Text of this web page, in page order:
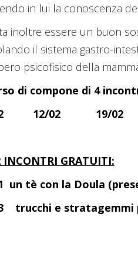
in lui la conoscenza
inoltre essere un buon
il sistema gastro-
psicofisico della
di compone di 4
02 12/02 19/
INCONTRI GRATUITI:
un tè con la Doula
trucchi e stratagemmi